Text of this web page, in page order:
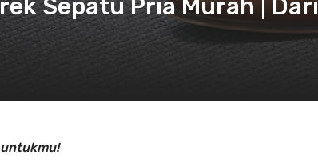
Sepatu Pria Murah |